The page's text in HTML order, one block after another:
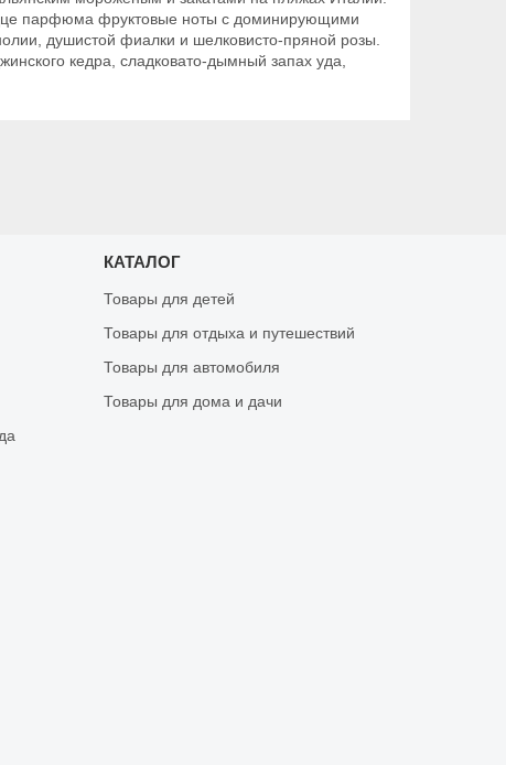
парфюма фруктовые ноты с доминирующими
душистой фиалки и шелковисто-пряной розы.
кедра, сладковато-дымный запах уда,
КАТАЛОГ
Товары для детей
Товары для отдыха и путешествий
Товары для автомобиля
Товары для дома и дачи